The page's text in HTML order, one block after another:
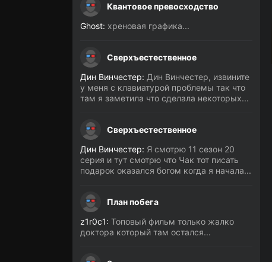
Квантовое превосходство
Ghost: хреновая графика...
Сверхъестественное
Дин Винчестер: Дин Винчестер, извините
у меня с клавиатурой проблемы так что
там я заметила что сделала некоторых...
Сверхъестественное
Дин Винчестер: Я смотрю 11 сезон 20
серия и тут смотрю что Чак тот писать
подарок оказался богом когда я начала...
План побега
z1r0c1: Топовый фильм только жалко
доктора который там остался...